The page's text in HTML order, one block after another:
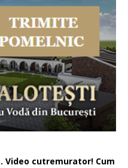
Video cutremurator! Cum